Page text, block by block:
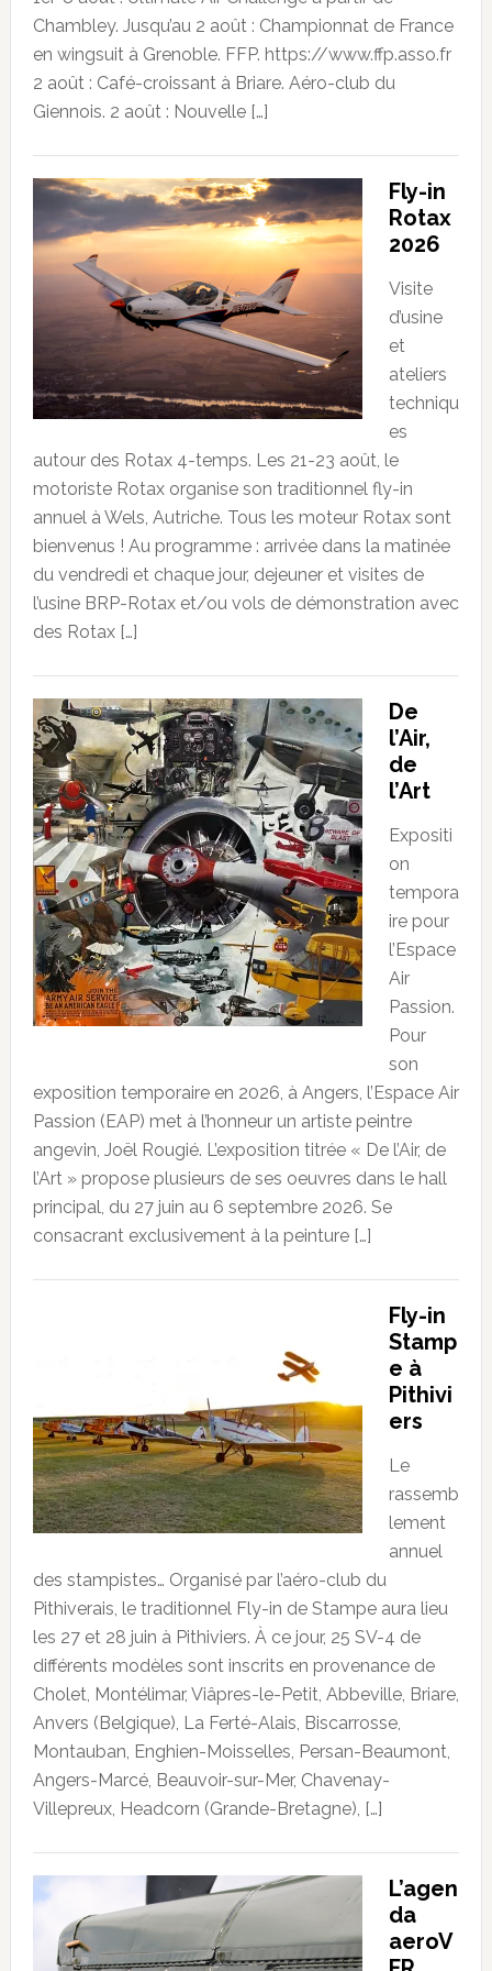
Chambley. Jusqu’au 2 août : Championnat de France
en wingsuit à Grenoble. FFP. https://www.ffp.asso.fr
2 août : Café-croissant à Briare. Aéro-club du
Giennois. 2 août : Nouvelle […]
Fly-in
Rotax
2026
Visite
d’usine
et
ateliers
techniqu
es
autour des Rotax 4-temps. Les 21-23 août, le
motoriste Rotax organise son traditionnel fly-in
annuel à Wels, Autriche. Tous les moteur Rotax sont
bienvenus ! Au programme : arrivée dans la matinée
du vendredi et chaque jour, dejeuner et visites de
l’usine BRP-Rotax et/ou vols de démonstration avec
des Rotax […]
De
l’Air,
de
l’Art
Expositi
on
tempora
ire pour
l’Espace
Air
Passion.
Pour
son
exposition temporaire en 2026, à Angers, l’Espace Air
Passion (EAP) met à l’honneur un artiste peintre
angevin, Joël Rougié. L’exposition titrée « De l’Air, de
l’Art » propose plusieurs de ses oeuvres dans le hall
principal, du 27 juin au 6 septembre 2026. Se
consacrant exclusivement à la peinture […]
Fly-in
Stamp
e à
Pithivi
ers
Le
rassemb
lement
annuel
des stampistes… Organisé par l’aéro-club du
Pithiverais, le traditionnel Fly-in de Stampe aura lieu
les 27 et 28 juin à Pithiviers. À ce jour, 25 SV-4 de
différents modèles sont inscrits en provenance de
Cholet, Montélimar, Viâpres-le-Petit, Abbeville, Briare,
Anvers (Belgique), La Ferté-Alais, Biscarrosse,
Montauban, Enghien-Moisselles, Persan-Beaumont,
Angers-Marcé, Beauvoir-sur-Mer, Chavenay-
Villepreux, Headcorn (Grande-Bretagne), […]
L’agen
da
aeroV